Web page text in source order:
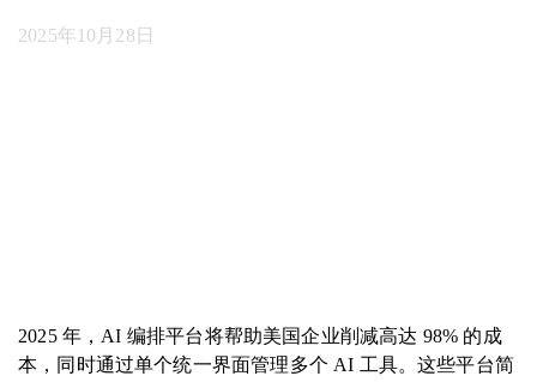
2025年10月28日
2025 年，AI 编排平台将帮助美国企业削减高达 98% 的成
本，同时通过单个统一界面管理多个 AI 工具。这些平台简